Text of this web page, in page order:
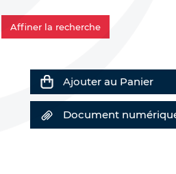
Affiner la recherche
Ajouter au Panier
Document